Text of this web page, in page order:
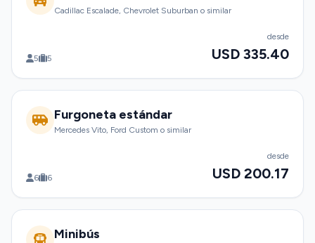
Cadillac Escalade, Chevrolet Suburban o similar
5 5
desde
USD 335.40
Furgoneta estándar
Mercedes Vito, Ford Custom o similar
6 6
desde
USD 200.17
Minibús